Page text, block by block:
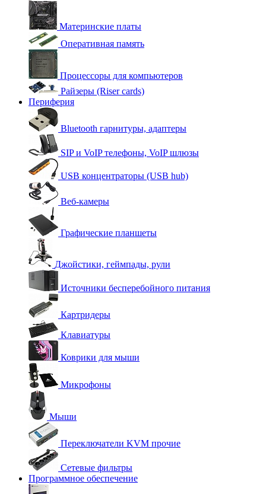
Материнские платы
Оперативная память
Процессоры для компьютеров
Райзеры (Riser cards)
Периферия
Bluetooth гарнитуры, адаптеры
SIP и VoIP телефоны, VoIP шлюзы
USB концентраторы (USB hub)
Веб-камеры
Графические планшеты
Джойстики, геймпады, рули
Источники бесперебойного питания
Картридеры
Клавиатуры
Коврики для мыши
Микрофоны
Мыши
Переключатели KVM прочие
Сетевые фильтры
Программное обеспечение